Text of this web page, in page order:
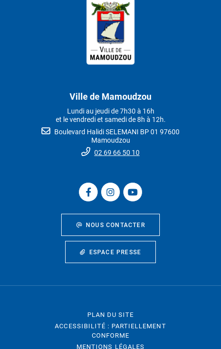
Ville de Mamoudzou
Lundi au jeudi de 7h30 à 16h
et le vendredi et samedi de 8h à 12h.
Boulevard Halidi SELEMANI BP 01 97600
Mamoudzou
02 69 66 50 10
NOUS CONTACTER
ESPACE PRESSE
PLAN DU SITE
ACCESSIBILITÉ : PARTIELLEMENT
CONFORME
MENTIONS LÉGALES